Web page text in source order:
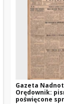
Gazeta
Orędownik:
poświęcone